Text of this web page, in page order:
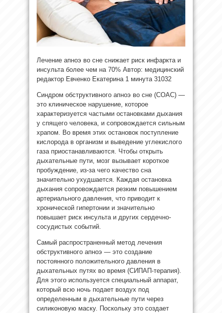
Лечение апноэ во сне снижает риск инфаркта и
инсульта более чем на 70% Автор: медицинский
редактор Евченко Екатерина 1 минута 31032
Синдром обструктивного апноэ во сне (СОАС) —
это клиническое нарушение, которое
характеризуется частыми остановками дыхания
у спящего человека, и сопровождается сильным
храпом. Во время этих остановок поступление
кислорода в организм и выведение углекислого
газа приостанавливаются. Чтобы открыть
дыхательные пути, мозг вызывает короткое
пробуждение, из-за чего качество сна
значительно ухудшается. Каждая остановка
дыхания сопровождается резким повышением
артериального давления, что приводит к
хронической гипертонии и значительно
повышает риск инсульта и других сердечно-
сосудистых событий.
Самый распространенный метод лечения
обструктивного апноэ — это создание
постоянного положительного давления в
дыхательных путях во время (СИПАП-терапия).
Для этого используется специальный аппарат,
который всю ночь подает воздух под
определенным в дыхательные пути через
силиконовую маску. Поскольку это создает